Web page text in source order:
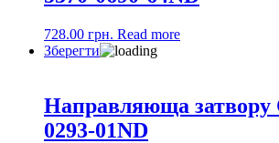
728.00 грн. Read more
Зберегти
Направляюща затвору
0293-01ND